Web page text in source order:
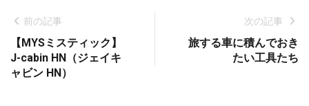
前の記事
【MYSミスティック】
J-cabin HN（ジェイキ
ャビン HN）
次の記事
旅する車に積んでおき
たい工具たち